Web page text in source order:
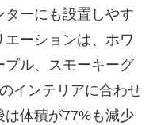
ターにも設置しやす
ーションは、ホワ
プル、スモーキーグ
インテリアに合わせ
は体積が77%も減少